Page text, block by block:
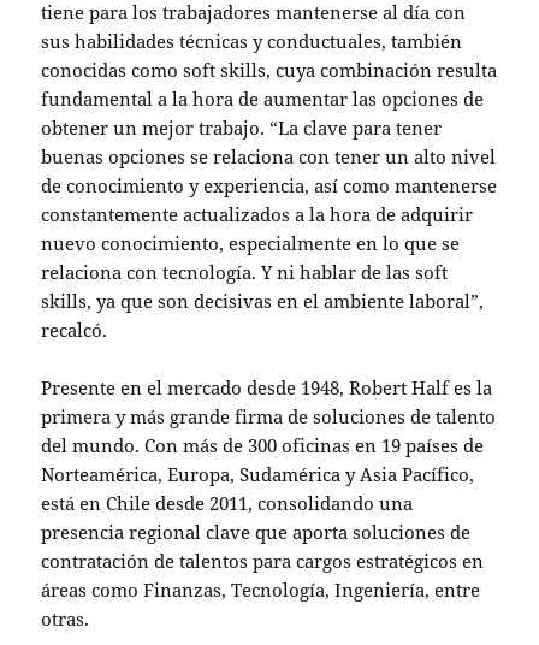
tiene para los trabajadores mantenerse al día con
sus habilidades técnicas y conductuales, también
conocidas como soft skills, cuya combinación resulta
fundamental a la hora de aumentar las opciones de
obtener un mejor trabajo. “La clave para tener
buenas opciones se relaciona con tener un alto nivel
de conocimiento y experiencia, así como mantenerse
constantemente actualizados a la hora de adquirir
nuevo conocimiento, especialmente en lo que se
relaciona con tecnología. Y ni hablar de las soft
skills, ya que son decisivas en el ambiente laboral”,
recalcó.
Presente en el mercado desde 1948, Robert Half es la
primera y más grande firma de soluciones de talento
del mundo. Con más de 300 oficinas en 19 países de
Norteamérica, Europa, Sudamérica y Asia Pacífico,
está en Chile desde 2011, consolidando una
presencia regional clave que aporta soluciones de
contratación de talentos para cargos estratégicos en
áreas como Finanzas, Tecnología, Ingeniería, entre
otras.